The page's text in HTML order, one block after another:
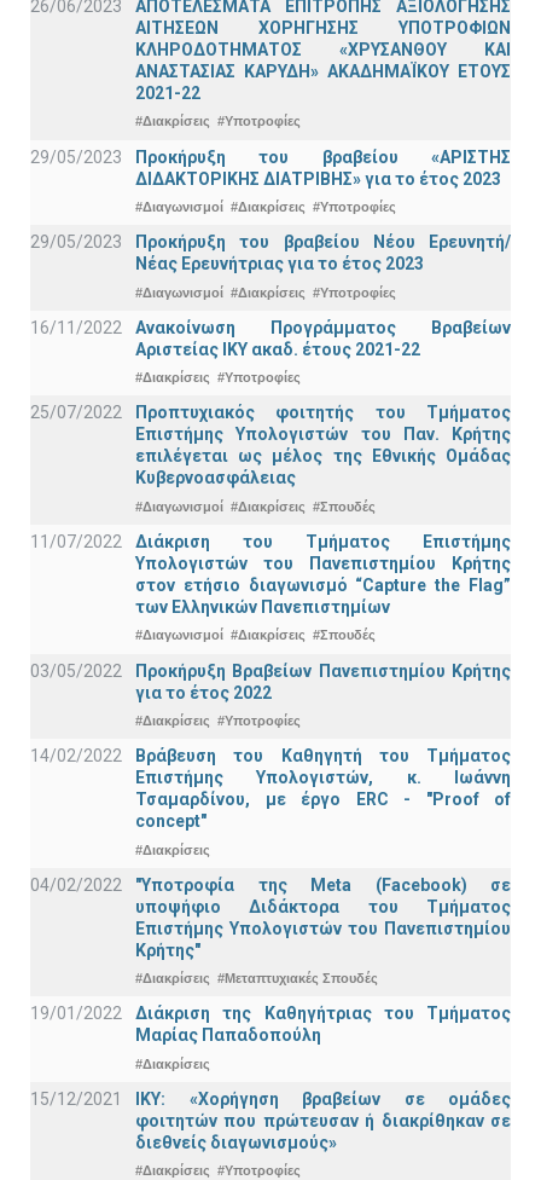
26/06/2023
ΑΠΟΤΕΛΕΣΜΑΤΑ ΕΠΙΤΡΟΠΗΣ ΑΞΙΟΛΟΓΗΣΗΣ
ΑΙΤΗΣΕΩΝ ΧΟΡΗΓΗΣΗΣ ΥΠΟΤΡΟΦΙΩΝ
ΚΛΗΡΟΔΟΤΗΜΑΤΟΣ «ΧΡΥΣΑΝΘΟΥ ΚΑΙ
ΑΝΑΣΤΑΣΙΑΣ ΚΑΡΥΔΗ» ΑΚΑΔΗΜΑΪΚΟΥ ΕΤΟΥΣ
2021-22
#Διακρίσεις #Υποτροφίες
29/05/2023
Προκήρυξη του βραβείου «ΑΡΙΣΤΗΣ
ΔΙΔΑΚΤΟΡΙΚΗΣ ΔΙΑΤΡΙΒΗΣ» για το έτος 2023
#Διαγωνισμοί #Διακρίσεις #Υποτροφίες
29/05/2023
Προκήρυξη του βραβείου Νέου Ερευνητή/
Νέας Ερευνήτριας για το έτος 2023
#Διαγωνισμοί #Διακρίσεις #Υποτροφίες
16/11/2022
Ανακοίνωση Προγράμματος Βραβείων
Αριστείας ΙΚΥ ακαδ. έτους 2021-22
#Διακρίσεις #Υποτροφίες
25/07/2022
Προπτυχιακός φοιτητής του Τμήματος
Επιστήμης Υπολογιστών του Παν. Κρήτης
επιλέγεται ως μέλος της Εθνικής Ομάδας
Κυβερνοασφάλειας
#Διαγωνισμοί #Διακρίσεις #Σπουδές
11/07/2022
Διάκριση του Τμήματος Επιστήμης
Υπολογιστών του Πανεπιστημίου Κρήτης
στον ετήσιο διαγωνισμό “Capture the Flag”
των Ελληνικών Πανεπιστημίων
#Διαγωνισμοί #Διακρίσεις #Σπουδές
03/05/2022
Προκήρυξη Βραβείων Πανεπιστημίου Κρήτης
για το έτος 2022
#Διακρίσεις #Υποτροφίες
14/02/2022
Βράβευση του Καθηγητή του Τμήματος
Επιστήμης Υπολογιστών, κ. Ιωάννη
Τσαμαρδίνου, με έργο ERC - "Proof of
concept"
#Διακρίσεις
04/02/2022
"Υποτροφία της Meta (Facebook) σε
υποψήφιο Διδάκτορα του Τμήματος
Επιστήμης Υπολογιστών του Πανεπιστημίου
Κρήτης"
#Διακρίσεις #Μεταπτυχιακές Σπουδές
19/01/2022
Διάκριση της Καθηγήτριας του Τμήματος
Μαρίας Παπαδοπούλη
#Διακρίσεις
15/12/2021
IKY: «Χορήγηση βραβείων σε ομάδες
φοιτητών που πρώτευσαν ή διακρίθηκαν σε
διεθνείς διαγωνισμούς»
#Διακρίσεις #Υποτροφίες